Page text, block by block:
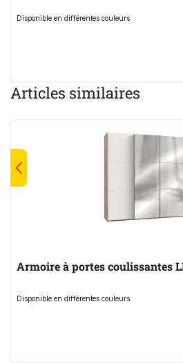
Disponible en différentes couleurs
Articles similaires
Armoire à portes coulissantes
Disponible en différentes couleurs